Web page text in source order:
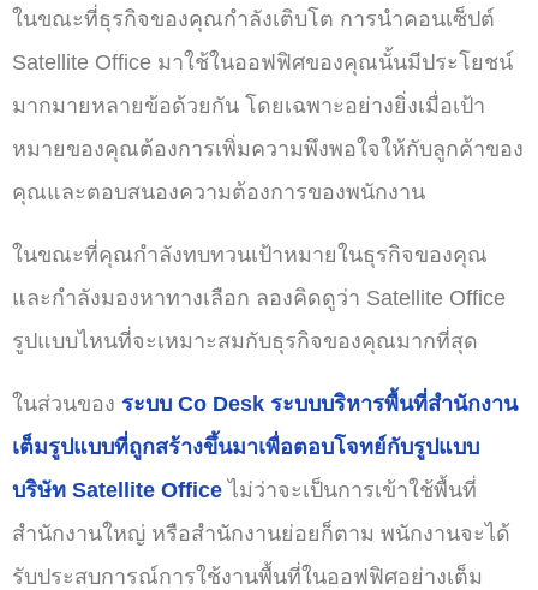
ในขณะที่ธุรกิจของคุณกำลังเติบโต การนำคอนเซ็ปต์
Satellite Office มาใช้ในออฟฟิศของคุณนั้นมีประโยชน์
มากมายหลายข้อด้วยกัน โดยเฉพาะอย่างยิ่งเมื่อเป้า
หมายของคุณต้องการเพิ่มความพึงพอใจให้กับลูกค้าของ
คุณและตอบสนองความต้องการของพนักงาน
ในขณะที่คุณกำลังทบทวนเป้าหมายในธุรกิจของคุณ
และกำลังมองหาทางเลือก ลองคิดดูว่า Satellite Office
รูปแบบไหนที่จะเหมาะสมกับธุรกิจของคุณมากที่สุด
ในส่วนของ ระบบ Co Desk ระบบบริหารพื้นที่สำนักงาน
เต็มรูปแบบที่ถูกสร้างขึ้นมาเพื่อตอบโจทย์กับรูปแบบ
บริษัท Satellite Office ไม่ว่าจะเป็นการเข้าใช้พื้นที่
สำนักงานใหญ่ หรือสำนักงานย่อยก็ตาม พนักงานจะได้
รับประสบการณ์การใช้งานพื้นที่ในออฟฟิศอย่างเต็ม